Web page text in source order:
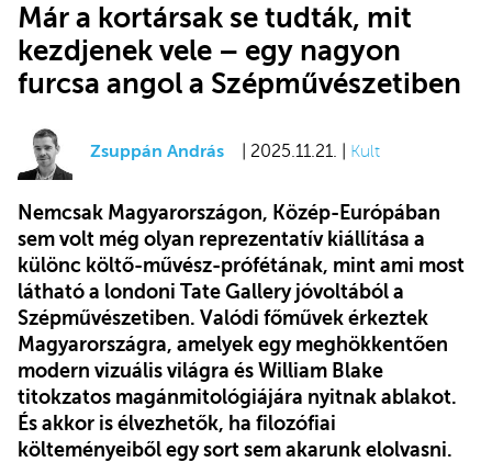
Már a kortársak se tudták, mit
kezdjenek vele – egy nagyon
furcsa angol a Szépművészetiben
Zsuppán András | 2025.11.21. | Kult
Nemcsak Magyarországon, Közép-Európában
sem volt még olyan reprezentatív kiállítása a
különc költő-művész-prófétának, mint ami most
látható a londoni Tate Gallery jóvoltából a
Szépművészetiben. Valódi főművek érkeztek
Magyarországra, amelyek egy meghökkentően
modern vizuális világra és William Blake
titokzatos magánmitológiájára nyitnak ablakot.
És akkor is élvezhetők, ha filozófiai
költeményeiből egy sort sem akarunk elolvasni.